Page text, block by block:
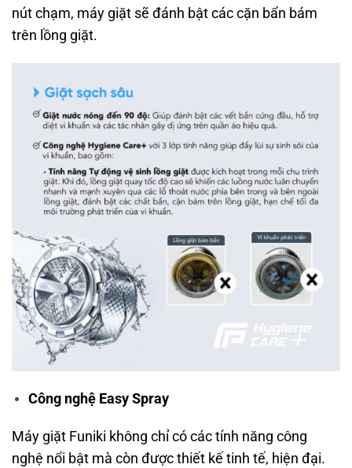
nút chạm, máy giặt sẽ đánh bật các cặn bẩn bám
trên lồng giặt.
Công nghệ Easy Spray
Máy giặt Funiki không chỉ có các tính năng công
nghệ nổi bật mà còn được thiết kế tinh tế, hiện đại.